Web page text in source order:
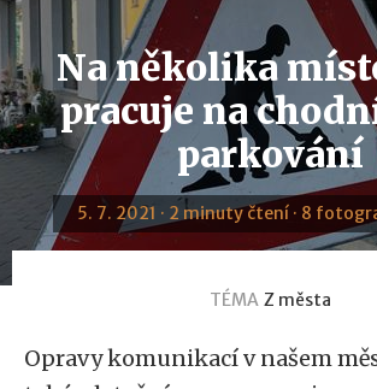
Na několika
pracuje na
parkování
5. 7. 2021 · 2 minuty čtení · 8
TÉMA Z města
Opravy komunikací v našem